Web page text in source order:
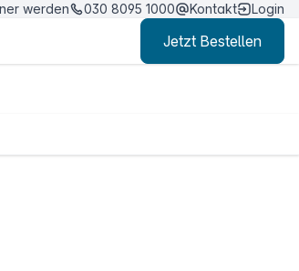
werden 030 8095 1000 Kontakt Login
Jetzt Bestellen